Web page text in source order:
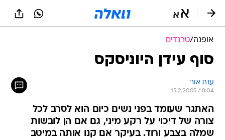
אופנה/טרנדים
סוף עידן היוניסקס
ענת אור
15.2.2005 / 8:04
האתגר שעומד בפני נשים כיום הוא לסרב לכל
צורה של דיכוי על רקע מיני, גם אם הן לובשות
שמלה בצבע ורוד. בעיקר אם קנו אותה במיטב